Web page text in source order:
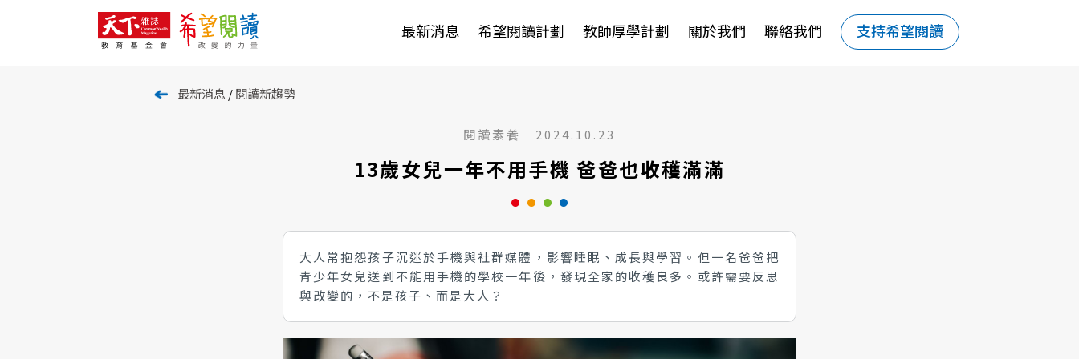
最新消息 希望閱讀計劃 教師厚學計劃 關於我們 聯絡我們 支持希望閱讀
最新消息 /閱讀新趨勢
閱讀素養 ｜ 2024.10.23
13歲女兒一年不用手機 爸爸也收穫滿滿
大人常抱怨孩子沉迷於手機與社群媒體，影響睡眠、成長與學習。但一名爸爸把
青少年女兒送到不能用手機的學校一年後，發現全家的收穫良多。或許需要反思
與改變的，不是孩子、而是大人？